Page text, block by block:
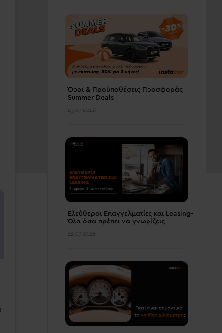
Όροι & Προϋποθέσεις Προσφοράς
Summer Deals
23.07.2026
Ελεύθεροι Επαγγελματίες και Leasing-
Όλα όσα πρέπει να γνωρίζεις
22.07.2026